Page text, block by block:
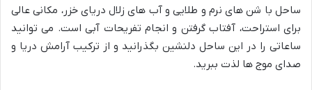
ساحل با شن های نرم و طلایی و آب های زلال دریای خزر، مکانی عالی
برای استراحت، آفتاب گرفتن و انجام تفریحات آبی است. می توانید
ساعاتی را در این ساحل دلنشین بگذرانید و از ترکیب آرامش دریا و
صدای موج ها لذت ببرید.